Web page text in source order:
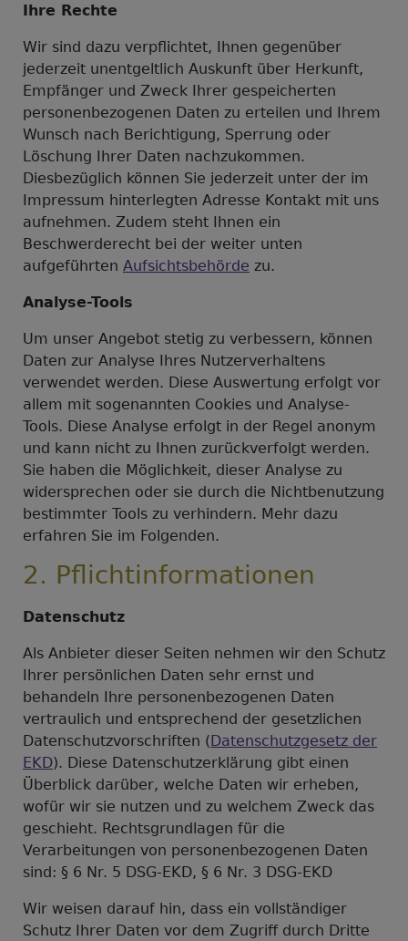
Ihre Rechte
Wir sind dazu verpflichtet, Ihnen gegenüber
jederzeit unentgeltlich Auskunft über Herkunft,
Empfänger und Zweck Ihrer gespeicherten
personenbezogenen Daten zu erteilen und Ihrem
Wunsch nach Berichtigung, Sperrung oder
Löschung Ihrer Daten nachzukommen.
Diesbezüglich können Sie jederzeit unter der im
Impressum hinterlegten Adresse Kontakt mit uns
aufnehmen. Zudem steht Ihnen ein
Beschwerderecht bei der weiter unten
aufgeführten Aufsichtsbehörde zu.
Analyse-Tools
Um unser Angebot stetig zu verbessern, können
Daten zur Analyse Ihres Nutzerverhaltens
verwendet werden. Diese Auswertung erfolgt vor
allem mit sogenannten Cookies und Analyse-
Tools. Diese Analyse erfolgt in der Regel anonym
und kann nicht zu Ihnen zurückverfolgt werden.
Sie haben die Möglichkeit, dieser Analyse zu
widersprechen oder sie durch die Nichtbenutzung
bestimmter Tools zu verhindern. Mehr dazu
erfahren Sie im Folgenden.
2. Pflichtinformationen
Datenschutz
Als Anbieter dieser Seiten nehmen wir den Schutz
Ihrer persönlichen Daten sehr ernst und
behandeln Ihre personenbezogenen Daten
vertraulich und entsprechend der gesetzlichen
Datenschutzvorschriften ( Datenschutzgesetz der
EKD). Diese Datenschutzerklärung gibt einen
Überblick darüber, welche Daten wir erheben,
wofür wir sie nutzen und zu welchem Zweck das
geschieht. Rechtsgrundlagen für die
Verarbeitungen von personenbezogenen Daten
sind: § 6 Nr. 5 DSG-EKD, § 6 Nr. 3 DSG-EKD
Wir weisen darauf hin, dass ein vollständiger
Schutz Ihrer Daten vor dem Zugriff durch Dritte